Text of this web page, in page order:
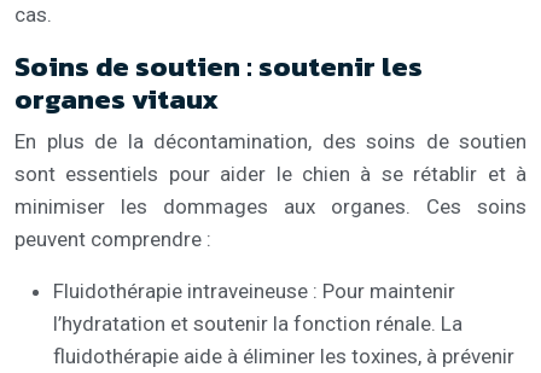
cas.
Soins de soutien : soutenir les
organes vitaux
En plus de la décontamination, des soins de soutien
sont essentiels pour aider le chien à se rétablir et à
minimiser les dommages aux organes. Ces soins
peuvent comprendre :
Fluidothérapie intraveineuse : Pour maintenir
l’hydratation et soutenir la fonction rénale. La
fluidothérapie aide à éliminer les toxines, à prévenir